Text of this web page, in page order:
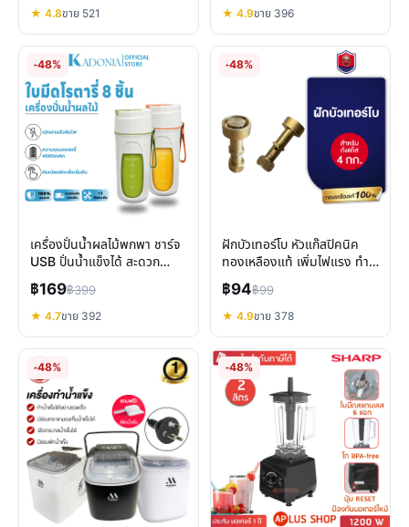
★ 4.8ขาย 521 ★ 4.9ขาย 396
-48%
เครื่องปั่นน้ำผลไม้พกพา ชาร์จ
USB ปั่นน้ำแข็งได้ สะดวก
สำหรับคนรักสุขภาพ
฿169฿399
★ 4.7ขาย 392
-48%
ฝักบัวเทอร์โบ หัวแก๊สปิคนิค
ทองเหลืองแท้ เพิ่มไฟแรง ทำ
อาหารเร็วขึ้น
฿94฿99
★ 4.9ขาย 378
-48% -48%